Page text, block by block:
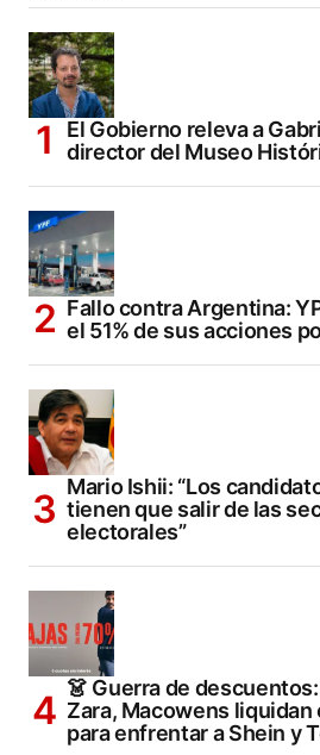
El Gobierno releva a
director del Museo
Fallo contra Argentina:
el 51% de sus acciones
Mario Ishii: “Los
tienen que salir de las
electorales”
👗 Guerra de
Zara, Macowens
para enfrentar a Shein y